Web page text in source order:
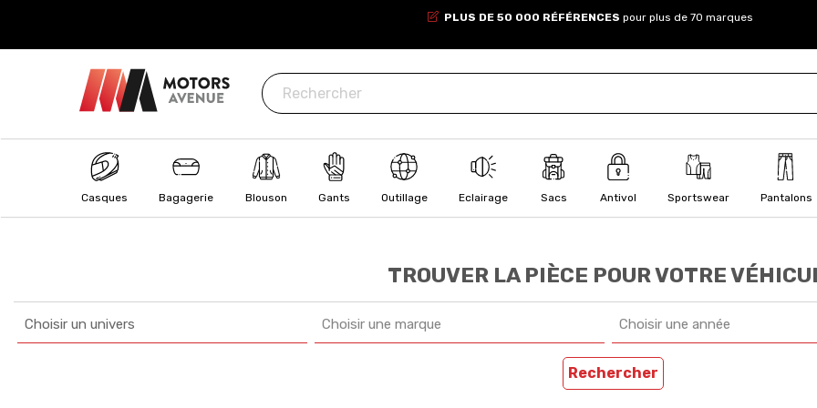
PLUS DE 50 000 RÉFÉRENCES pour plus de 70 marques
Casques Bagagerie Blouson Gants Outillage Eclairage Sacs Antivol Sportswear Pantalons
TROUVER LA PIÈCE POUR VOTRE
Choisir un univers Choisir une marque Choisir une année
Rechercher